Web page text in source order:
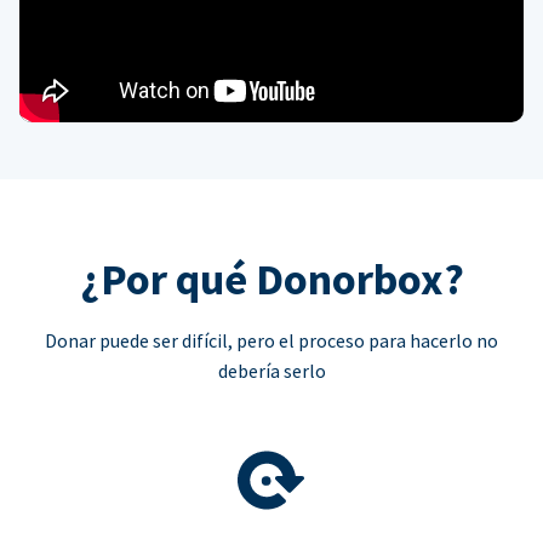
¿Por qué Donorbox?
Donar puede ser difícil, pero el proceso para hacerlo no
debería serlo